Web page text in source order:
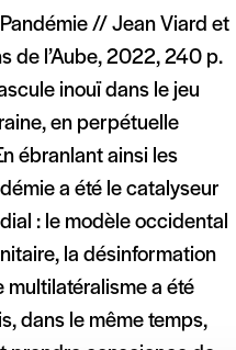
Pandémie // Jean Viard et
de l’Aube, 2022, 240 p.
inouï dans le jeu
en perpétuelle
ébranlant ainsi les
a été le catalyseur
: le modèle occidental
la désinformation
multilatéralisme a été
dans le même temps,